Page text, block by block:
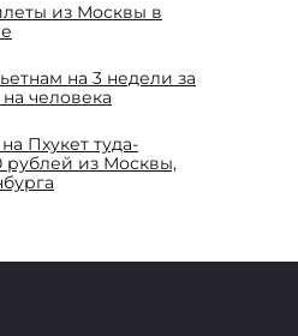
из Москвы в
на 3 недели за
человека
Пхукет туда-
рублей из Москвы,